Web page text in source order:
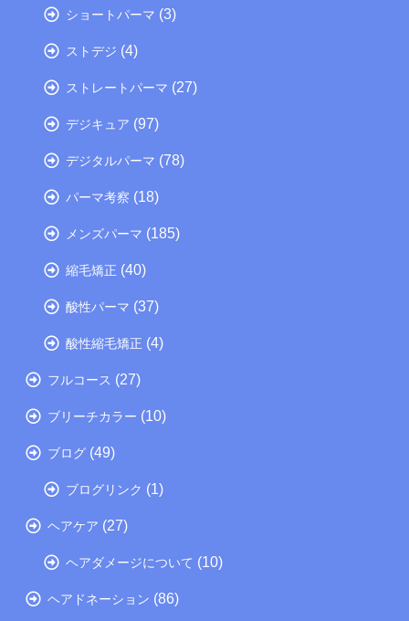
ショートパーマ (3)
ストデジ (4)
ストレートパーマ (27)
デジキュア (97)
デジタルパーマ (78)
パーマ考察 (18)
メンズパーマ (185)
縮毛矯正 (40)
酸性パーマ (37)
酸性縮毛矯正 (4)
フルコース (27)
ブリーチカラー (10)
ブログ (49)
ブログリンク (1)
ヘアケア (27)
ヘアダメージについて (10)
ヘアドネーション (86)